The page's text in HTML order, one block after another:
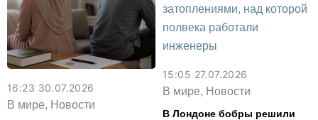
16:23 30.07.2026
В мире, Новости
15:05 27.07.2026
В мире, Новости
В Лондоне бобры решили